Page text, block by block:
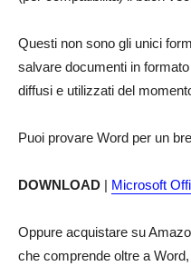
Questi non sono gli unici
salvare documenti in formato
diffusi e utilizzati del
Puoi provare Word per un
DOWNLOAD | Microsoft
Oppure acquistare su
che comprende oltre a